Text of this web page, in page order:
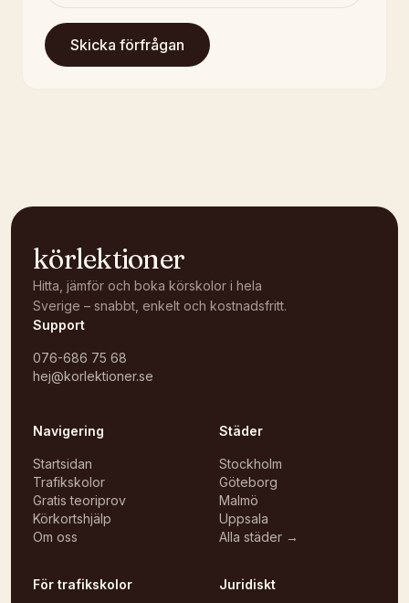
Skicka förfrågan
körlektioner
Hitta, jämför och boka körskolor i hela
Sverige – snabbt, enkelt och kostnadsfritt.
Support
076-686 75 68
hej@korlektioner.se
Navigering
Startsidan
Trafikskolor
Gratis teoriprov
Körkortshjälp
Om oss
Städer
Stockholm
Göteborg
Malmö
Uppsala
Alla städer →
För trafikskolor Juridiskt